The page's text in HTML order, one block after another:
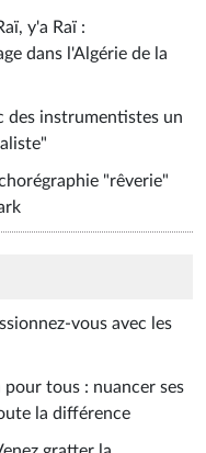
y'a Raï :
dans l'Algérie de la
des instrumentistes un
"rêverie"
vous avec les
tous : nuancer ses
la différence